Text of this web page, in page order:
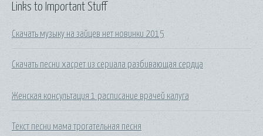
Links to Important Stuff
Скачать музыку на зайцев нет новинки 2015
Скачать песни хасрет из сериала разбивающая сердца
Женская консультация 1 расписание врачей калуга
Текст песни мама трогательная песня